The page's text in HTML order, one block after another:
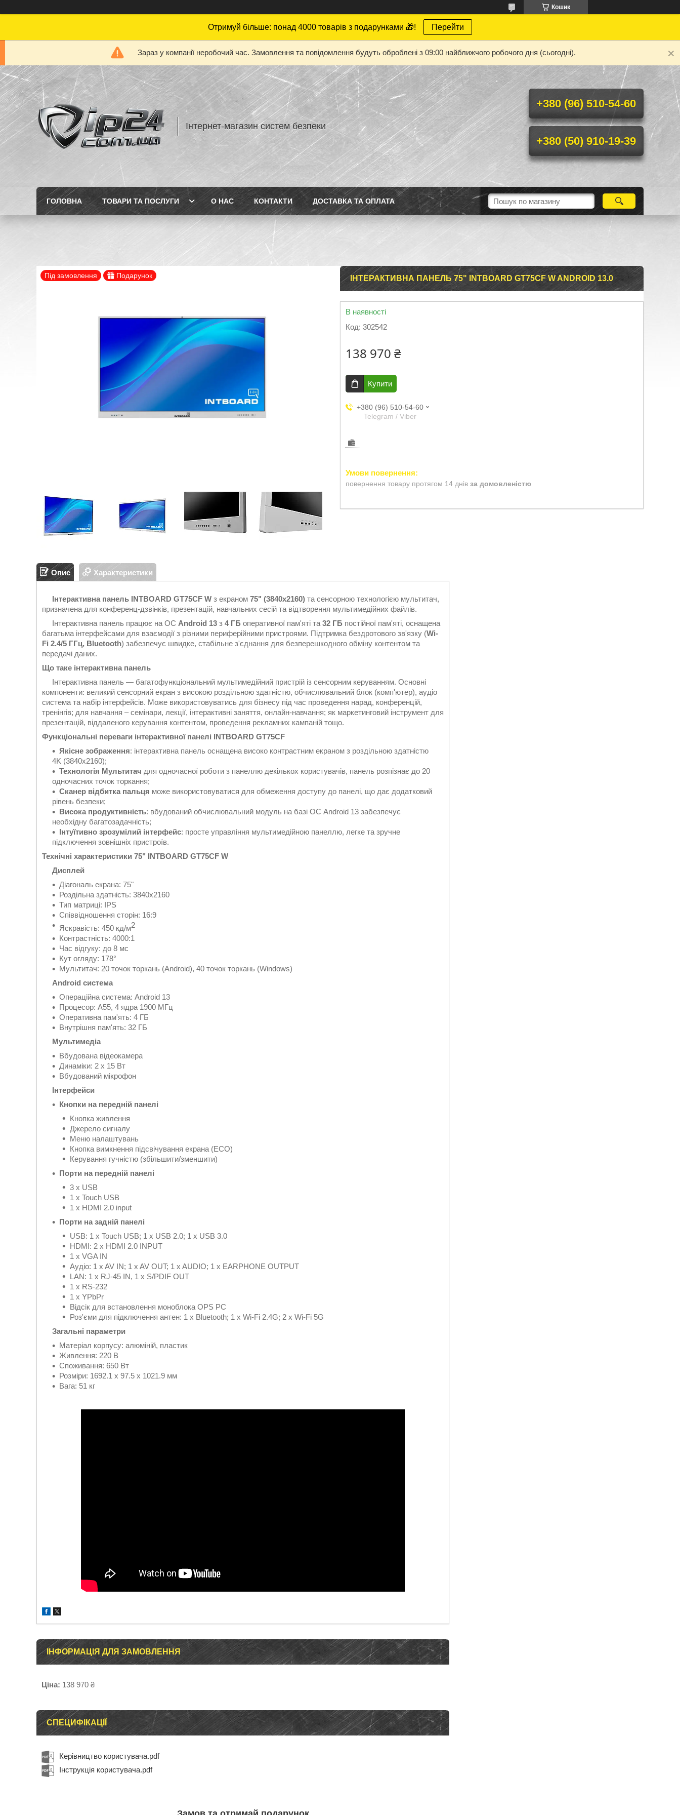
Кошик
Отримуй більше: понад 4000 товарів з подарунками 🎁! Перейти
Зараз у компанії неробочий час. Замовлення та повідомлення будуть оброблені з 09:00 найближчого робочого дня (сьогодні).
Інтернет-магазин систем безпеки
+380 (96) 510-54-60
+380 (50) 910-19-39
ГОЛОВНА ТОВАРИ ТА ПОСЛУГИ О НАС КОНТАКТИ ДОСТАВКА ТА ОПЛАТА
Під замовлення Подарунок ІНТЕРАКТИВНА ПАНЕЛЬ 75" INTBOARD GT75CF W ANDROID 13.0
В наявності
Код: 302542
138 970 ₴
Купити
+380 (96) 510-54-60
Telegram / Viber
повернення товару протягом 14 днів за домовленістю
Опис Характеристики
Інтерактивна панель INTBOARD GT75CF W з екраном 75" (3840x2160) та сенсорною технологією мультитач,
призначена для конференц-дзвінків, презентацій, навчальних сесій та відтворення мультимедійних файлів.
Інтерактивна панель працює на ОС Android 13 з 4 ГБ оперативної пам'яті та 32 ГБ постійної пам'яті, оснащена
багатьма інтерфейсами для взаємодії з різними периферійними пристроями. Підтримка бездротового зв'язку (Wi-
Fi 2.4/5 ГГц, Bluetooth) забезпечує швидке, стабільне з'єднання для безперешкодного обміну контентом та
передачі даних.
Що таке інтерактивна панель
Інтерактивна панель — багатофункціональний мультимедійний пристрій із сенсорним керуванням. Основні
компоненти: великий сенсорний екран з високою роздільною здатністю, обчислювальний блок (комп'ютер), аудіо
система та набір інтерфейсів. Може використовуватись для бізнесу під час проведення нарад, конференцій,
тренінгів; для навчання – семінари, лекції, інтерактивні заняття, онлайн-навчання; як маркетинговий інструмент для
презентацій, віддаленого керування контентом, проведення рекламних кампаній тощо.
Функціональні переваги інтерактивної панелі INTBOARD GT75CF
Якісне зображення: інтерактивна панель оснащена високо контрастним екраном з роздільною здатністю
4K (3840x2160);
Технологія Мультитач для одночасної роботи з панеллю декількох користувачів, панель розпізнає до 20
одночасних точок торкання;
Сканер відбитка пальця може використовуватися для обмеження доступу до панелі, що дає додатковий
рівень безпеки;
Висока продуктивність: вбудований обчислювальний модуль на базі ОС Android 13 забезпечує
необхідну багатозадачність;
Інтуїтивно зрозумілий інтерфейс: просте управління мультимедійною панеллю, легке та зручне
підключення зовнішніх пристроїв.
Технічні характеристики 75" INTBOARD GT75CF W
Дисплей
Діагональ екрана: 75"
Роздільна здатність: 3840x2160
Тип матриці: IPS
Співвідношення сторін: 16:9
Яскравість: 450 кд/м2
Контрастність: 4000:1
Час відгуку: до 8 мс
Кут огляду: 178°
Мультитач: 20 точок торкань (Android), 40 точок торкань (Windows)
Android система
Операційна система: Android 13
Процесор: A55, 4 ядра 1900 МГц
Оперативна пам'ять: 4 ГБ
Внутрішня пам'ять: 32 ГБ
Мультимедіа
Вбудована відеокамера
Динаміки: 2 x 15 Вт
Вбудований мікрофон
Інтерфейси
Кнопки на передній панелі
Кнопка живлення
Джерело сигналу
Меню налаштувань
Кнопка вимкнення підсвічування екрана (ECO)
Керування гучністю (збільшити/зменшити)
Порти на передній панелі
3 x USB
1 x Touch USB
1 x HDMI 2.0 input
Порти на задній панелі
USB: 1 x Touch USB; 1 x USB 2.0; 1 x USB 3.0
HDMI: 2 x HDMI 2.0 INPUT
1 x VGA IN
Аудіо: 1 x AV IN; 1 x AV OUT; 1 x AUDIO; 1 x EARPHONE OUTPUT
LAN: 1 x RJ-45 IN, 1 x S/PDIF OUT
1 x RS-232
1 x YPbPr
Відсік для встановлення моноблока OPS PC
Роз'єми для підключення антен: 1 x Bluetooth; 1 x Wi-Fi 2.4G; 2 x Wi-Fi 5G
Загальні параметри
Матеріал корпусу: алюміній, пластик
Живлення: 220 В
Споживання: 650 Вт
Розміри: 1692.1 x 97.5 x 1021.9 мм
Вага: 51 кг
ІНФОРМАЦІЯ ДЛЯ ЗАМОВЛЕННЯ
Ціна: 138 970 ₴
СПЕЦИФІКАЦІЇ
Керівництво користувача.pdf
Інструкція користувача.pdf